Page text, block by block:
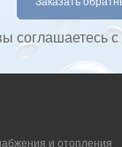
соглашаетесь с
и отопления